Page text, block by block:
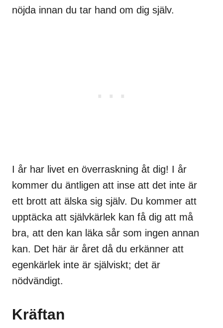
nöjda innan du tar hand om dig själv.
I år har livet en överraskning åt dig! I år
kommer du äntligen att inse att det inte är
ett brott att älska sig själv. Du kommer att
upptäcka att självkärlek kan få dig att må
bra, att den kan läka sår som ingen annan
kan. Det här är året då du erkänner att
egenkärlek inte är själviskt; det är
nödvändigt.
Kräftan